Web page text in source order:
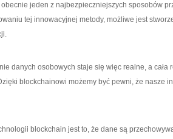
jeden z najbezpieczniejszych ‍sposobów
tej innowacyjnej metody, ⁣możliwe jest
danych osobowych⁣ staje się więc realne, a
blockchainowi możemy być pewni, że nasze⁤
blockchain jest to, ‌że dane są